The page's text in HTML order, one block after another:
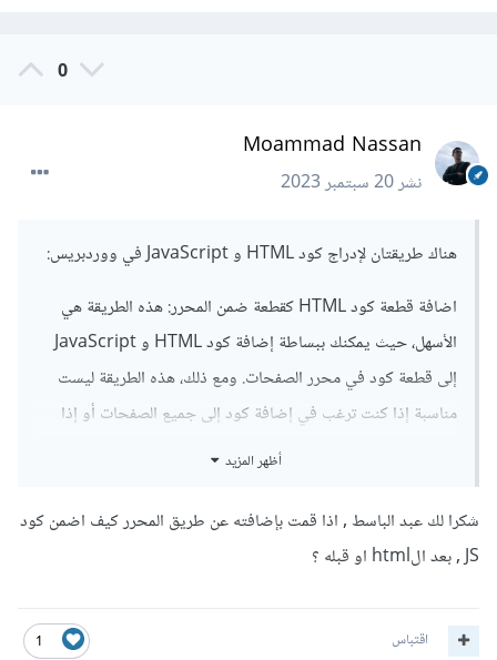
0
Moammad Nassan
نشر20 سبتمبر 2023
هناك طريقتان لإدراج كود HTML و JavaScript في ووردبريس:
اضافة قطعة كود HTML كقطعة ضمن المحرر: هذه الطريقة هي
الأسهل، حيث يمكنك ببساطة إضافة كود HTML و JavaScript
إلى قطعة كود في محرر الصفحات. ومع ذلك، هذه الطريقة ليست
مناسبة إذا كنت ترغب في إضافة كود إلى جميع الصفحات أو إذا
كنت ترغب في إضافة كود مخصص إلى قالب أو وظيفة.
أكثر تعقيدًا، ولكنها تسمح لك بإضافة كود إلى جميع الصفحات أو إلى
قالب أو وظيفة معينة.
اضافة قطعة كود HTML كقطعة ضمن المحرر
أظهر المزيد
شكرا لك عبد الباسط , اذا قمت بإضافته عن طريق المحرر كيف اضمن كود
JS , بعد الhtml او قبله ؟
1 اقتباس